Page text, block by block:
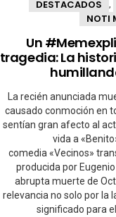
DESTACADOS
,
NOTI
Un
tragedia: La
La recién anunciada
causado conmoción en
sentían gran afecto al
vida a
comedia «Vecinos»
producida por
abrupta muerte de
relevancia no solo por la
significado para